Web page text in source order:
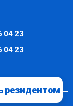
04 23
04 23
резидентом